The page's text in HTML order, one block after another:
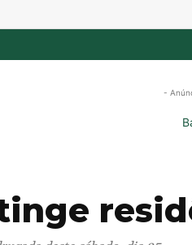
-